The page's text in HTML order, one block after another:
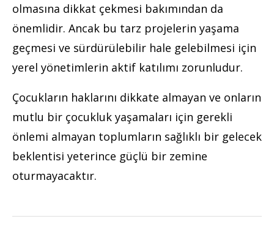
olmasına dikkat çekmesi bakımından da
önemlidir. Ancak bu tarz projelerin yaşama
geçmesi ve sürdürülebilir hale gelebilmesi için
yerel yönetimlerin aktif katılımı zorunludur.
Çocukların haklarını dikkate almayan ve onların
mutlu bir çocukluk yaşamaları için gerekli
önlemi almayan toplumların sağlıklı bir gelecek
beklentisi yeterince güçlü bir zemine
oturmayacaktır.